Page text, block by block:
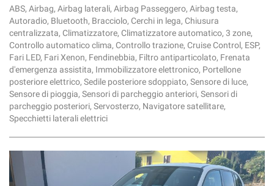
ABS, Airbag, Airbag laterali, Airbag Passeggero, Airbag testa,
Autoradio, Bluetooth, Bracciolo, Cerchi in lega, Chiusura
centralizzata, Climatizzatore, Climatizzatore automatico, 3 zone,
Controllo automatico clima, Controllo trazione, Cruise Control, ESP,
Fari LED, Fari Xenon, Fendinebbia, Filtro antiparticolato, Frenata
d'emergenza assistita, Immobilizzatore elettronico, Portellone
posteriore elettrico, Sedile posteriore sdoppiato, Sensore di luce,
Sensore di pioggia, Sensori di parcheggio anteriori, Sensori di
parcheggio posteriori, Servosterzo, Navigatore satellitare,
Specchietti laterali elettrici